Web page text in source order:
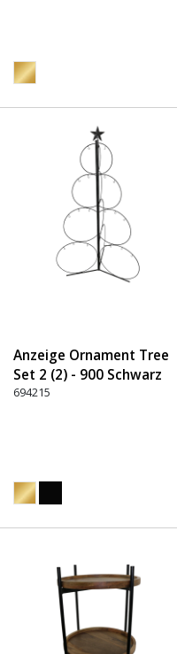
Anzeige Ornament Tree
Set 2 (2) - 900 Schwarz
694215